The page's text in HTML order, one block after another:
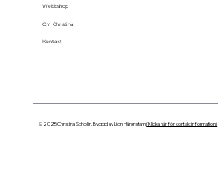
Webbshop
Om Christina
Kontakt
© 2025 Christina Schollin. Byggd av Lion Härenstam(Klicka här för kontaktinformation)